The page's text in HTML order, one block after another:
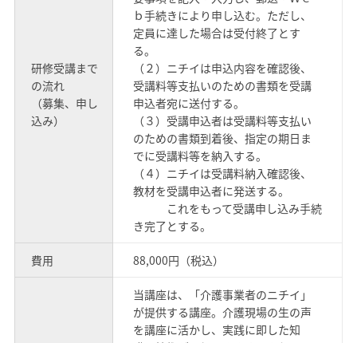
研修受講まで
の流れ
（募集、申し
込み）
ｂ手続きにより申し込む。ただし、
定員に達した場合は受付終了とす
る。
（２）ニチイは申込内容を確認後、
受講料等支払いのための書類を受講
申込者宛に送付する。
（３）受講申込者は受講料等支払い
のための書類到着後、指定の期日ま
でに受講料等を納入する。
（４）ニチイは受講料納入確認後、
教材を受講申込者に発送する。
これをもって受講申し込み手続
き完了とする。
費用 88,000円（税込）
当講座は、「介護事業者のニチイ」
が提供する講座。介護現場の生の声
を講座に活かし、実践に即した知